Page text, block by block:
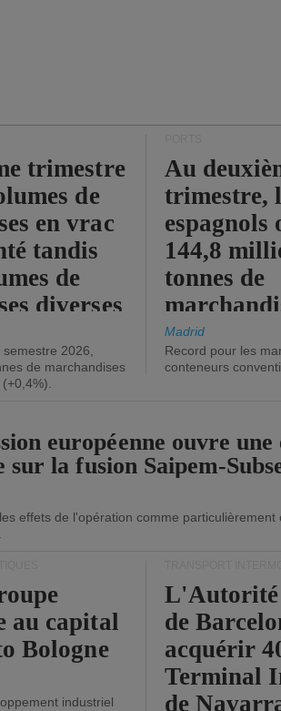
trimestre
de
en vrac
tandis
de
diverses
2026,
de marchandises
Au
trimestre,
144,8
tonnes de
(+2,9%).
Madrid
Record pour les
conteneurs
européenne ouvre une
sur la fusion Saipem-
effets de l'opération comme
au capital
Bologne
industriel
de
acquérir
Terminal
de